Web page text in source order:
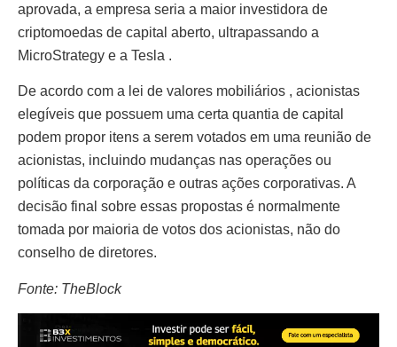
aprovada, a empresa seria a maior investidora de
criptomoedas de capital aberto, ultrapassando a
MicroStrategy e a Tesla .
De acordo com a lei de valores mobiliários , acionistas
elegíveis que possuem uma certa quantia de capital
podem propor itens a serem votados em uma reunião de
acionistas, incluindo mudanças nas operações ou
políticas da corporação e outras ações corporativas. A
decisão final sobre essas propostas é normalmente
tomada por maioria de votos dos acionistas, não do
conselho de diretores.
Fonte: TheBlock